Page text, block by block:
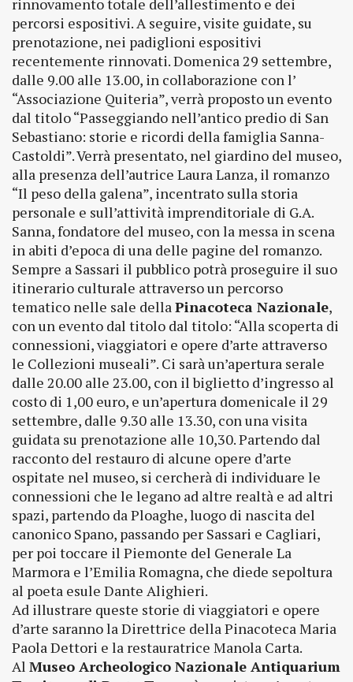
rinnovamento totale dell’allestimento e dei
percorsi espositivi. A seguire, visite guidate, su
prenotazione, nei padiglioni espositivi
recentemente rinnovati. Domenica 29 settembre,
dalle 9.00 alle 13.00, in collaborazione con l’
“Associazione Quiteria”, verrà proposto un evento
dal titolo “Passeggiando nell’antico predio di San
Sebastiano: storie e ricordi della famiglia Sanna-
Castoldi”. Verrà presentato, nel giardino del museo,
alla presenza dell’autrice Laura Lanza, il romanzo
“Il peso della galena”, incentrato sulla storia
personale e sull’attività imprenditoriale di G.A.
Sanna, fondatore del museo, con la messa in scena
in abiti d’epoca di una delle pagine del romanzo.
Sempre a Sassari il pubblico potrà proseguire il suo
itinerario culturale attraverso un percorso
tematico nelle sale dellaPinacoteca Nazionale,
con un evento dal titolo dal titolo: “Alla scoperta di
connessioni, viaggiatori e opere d’arte attraverso
le Collezioni museali”. Ci sarà un’apertura serale
dalle 20.00 alle 23.00, con il biglietto d’ingresso al
costo di 1,00 euro, e un’apertura domenicale il 29
settembre, dalle 9.30 alle 13.30, con una visita
guidata su prenotazione alle 10,30. Partendo dal
racconto del restauro di alcune opere d’arte
ospitate nel museo, si cercherà di individuare le
connessioni che le legano ad altre realtà e ad altri
spazi, partendo da Ploaghe, luogo di nascita del
canonico Spano, passando per Sassari e Cagliari,
per poi toccare il Piemonte del Generale La
Marmora e l’Emilia Romagna, che diede sepoltura
al poeta esule Dante Alighieri.
Ad illustrare queste storie di viaggiatori e opere
d’arte saranno la Direttrice della Pinacoteca Maria
Paola Dettori e la restauratrice Manola Carta.
Al Museo Archeologico Nazionale Antiquarium